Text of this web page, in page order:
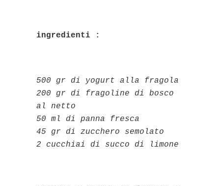
ingredienti :
500 gr di yogurt alla fragola
200 gr di fragoline di bosco
al netto
50 ml di panna fresca
45 gr di zucchero semolato
2 cucchiai di succo di limone